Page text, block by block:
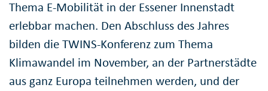
Thema E-Mobilität in der Essener Innenstadt
erlebbar machen. Den Abschluss des Jahres
bilden die TWINS-Konferenz zum Thema
Klimawandel im November, an der Partnerstädte
aus ganz Europa teilnehmen werden, und der